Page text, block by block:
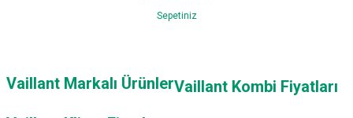
Sepetiniz
Vaillant Markalı ÜrünlerVaillant Kombi Fiyatları